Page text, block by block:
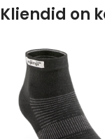
Kliendid on